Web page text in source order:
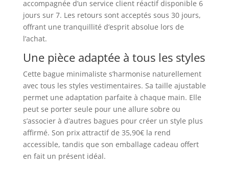
accompagnée d’un service client réactif disponible 6
jours sur 7. Les retours sont acceptés sous 30 jours,
offrant une tranquillité d’esprit absolue lors de
l’achat.
Une pièce adaptée à tous les styles
Cette bague minimaliste s’harmonise naturellement
avec tous les styles vestimentaires. Sa taille ajustable
permet une adaptation parfaite à chaque main. Elle
peut se porter seule pour une allure sobre ou
s’associer à d’autres bagues pour créer un style plus
affirmé. Son prix attractif de 35,90€ la rend
accessible, tandis que son emballage cadeau offert
en fait un présent idéal.